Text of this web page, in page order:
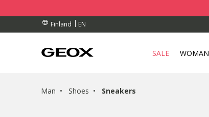
Finland EN
OVER 90.00 €
COLLECTION POINT.
OVER 90.00 €
SALE WOMAN
Man Shoes Sneakers